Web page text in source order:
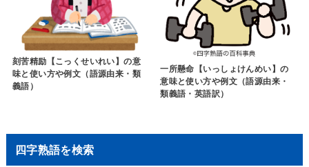
刻苦精励【こっくせいれい】の意
味と使い方や例文（語源由来・類
義語）
一所懸命【いっしょけんめい】の
意味と使い方や例文（語源由来・
類義語・英語訳）
四字熟語を検索